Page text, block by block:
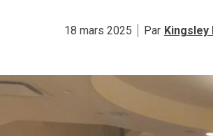
18 mars 2025 Par Kingsley